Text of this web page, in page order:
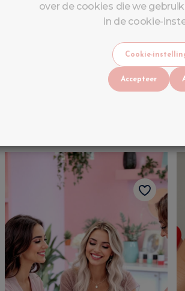
over de cookies die we
in de cookie-
Cookie-
Accepteer